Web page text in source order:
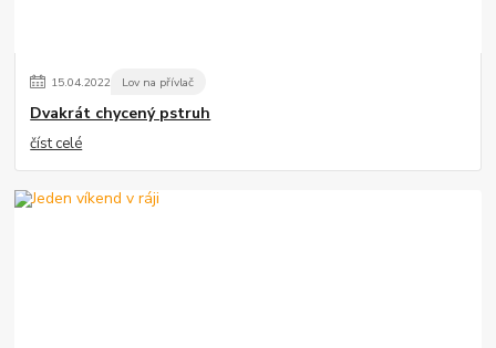
15.04.2022 Lov na přívlač
Dvakrát chycený pstruh
číst celé